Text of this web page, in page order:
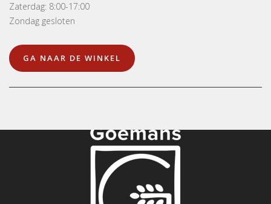
Zaterdag: 8:00-17:00
Zondag gesloten
GA NAAR DE WINKEL